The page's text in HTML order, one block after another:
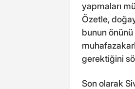
yapmaları
Özetle,
bunun
gerektiğini
Son olarak